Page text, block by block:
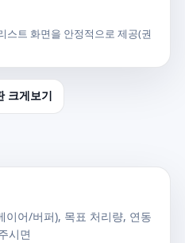
스트 화면을 안정적으로 제공(권
크게보기
이어/버퍼), 목표 처리량, 연동
시면